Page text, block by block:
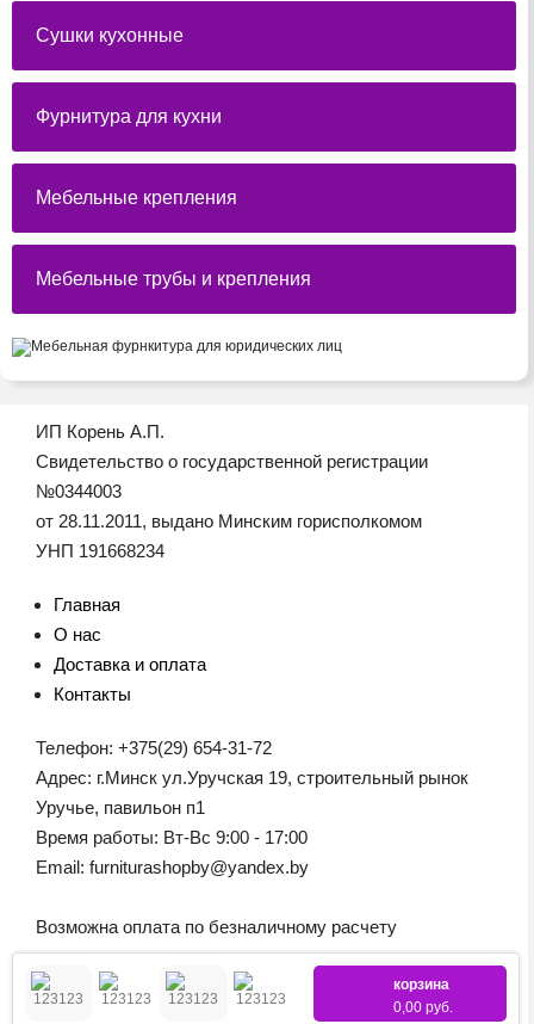
Сушки кухонные
Фурнитура для кухни
Мебельные крепления
Мебельные трубы и крепления
ИП Корень А.П.
Свидетельство о государственной регистрации
№0344003
от 28.11.2011, выдано Минским горисполкомом
УНП 191668234
Главная
О нас
Доставка и оплата
Контакты
Телефон: +375(29) 654-31-72
Адрес: г.Минск ул.Уручская 19, строительный рынок
Уручье, павильон п1
Время работы: Вт-Вс 9:00 - 17:00
Email: furniturashopby@yandex.by
Возможна оплата по безналичному расчету
© 2026 Boyard
корзина
0,00 руб.